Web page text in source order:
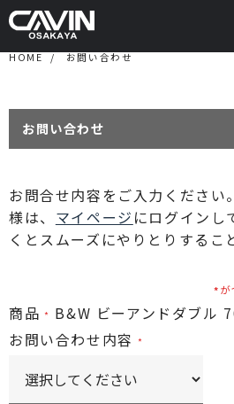
HOME お問い合わせ
お問い合わせ
お問合せ内容をご入力ください
様は、 マイページ にログインし
くとスムーズにやりとりするこ
商品
B&W ビーアンドダブル
お問い合わせ内容